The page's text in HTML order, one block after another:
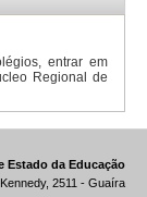
entrar em
Regional de
Estado da Educação
2511 - Guaíra